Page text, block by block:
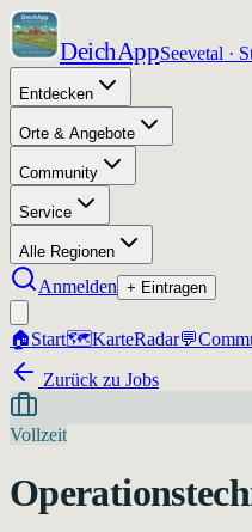
DeichAppSeevetal ·
Entdecken
Orte & Angebote
Community
Service
Alle Regionen
Anmelden + Eintragen
🏠Start🗺️KarteRadar💬
Zurück zu Jobs
Vollzeit